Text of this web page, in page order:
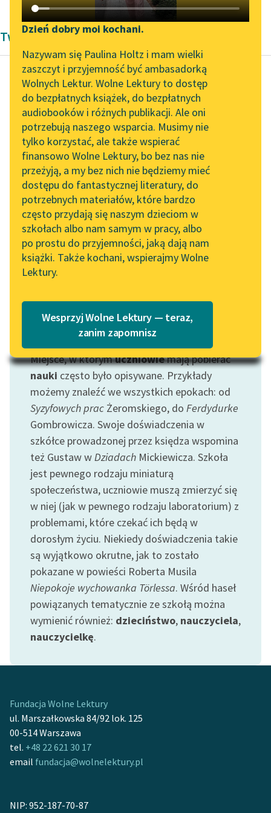
Katalog DAISY
Podkasty o książkach
Zgłoś brak utworu
Aktualności
„Prokurator Alicja Horn”
do słuchania
Byliśmy częścią AI Impact
Lab
Zapraszamy na spotkanie
online z tłumaczkami
literatury skandynawskiej
Spotkanie z Katarzyną
Tunkiel w Oslo
102. lata temu zmarł
Joseph Conrad
Lektury szkolne i klasyka
literatury do słuchania dla
uczennic i uczniów z
niepełnosprawnościami
E-kolekcja lektur
szkolnych i literatury do
słuchania dla uczennic i
uczniów z
niepełnosprawnościami
Feministyczne inspiracje.
Popularyzacja
skandynawskiej literatury
feministycznej
Ręce pełne poezji
Kolekcje edukacyjne
twórców przechodzących
do domeny publicznej,
lektur szkolnych oraz
Starego Testamentu
Narzędzia
Mapa Wolnych Lektur
Leśmianator
Przewodnik dla piszących i
czytających
API
OAI-PMH
Widget Wolnych Lektur
Przypisy
Katalog w formacie PDF
O nas
Kontakt
Dzień dobry moi kochani.
Nazywam się Paulina Holtz i mam wielki
zaszczyt i przyjemność być ambasadorką
Wolnych Lektur. Wolne Lektury to dostęp
do bezpłatnych książek, do bezpłatnych
audiobooków i różnych publikacji. Ale oni
potrzebują naszego wsparcia. Musimy nie
tylko korzystać, ale także wspierać
finansowo Wolne Lektury, bo bez nas nie
przeżyją, a my bez nich nie będziemy mieć
dostępu do fantastycznej literatury, do
potrzebnych materiałów, które bardzo
często przydają się naszym dzieciom w
szkołach albo nam samym w pracy, albo
po prostu do przyjemności, jaką dają nam
książki. Także kochani, wspierajmy Wolne
Lektury.
Wesprzyj Wolne Lektury — teraz,
zanim zapomnisz
Twórczość Wincentego Korotyńskiego
Wincenty Korotyński
Figlik mojego
dziadka
„Dawno to było,
lepszymi laty —
Ciołek się rozsiadł na
tronie Piasta,
A w starym Barze...
Czytaj więcej
Motyw: Szkoła
Miejsce, w którymuczniowiemają pobierać
nauki często było opisywane. Przykłady
możemy znaleźć we wszystkich epokach: od
Syzyfowych prac Żeromskiego, do Ferdydurke
Gombrowicza. Swoje doświadczenia w
szkółce prowadzonej przez księdza wspomina
też Gustaw wDziadach Mickiewicza. Szkoła
jest pewnego rodzaju miniaturą
społeczeństwa, uczniowie muszą zmierzyć się
w niej (jak w pewnego rodzaju laboratorium) z
problemami, które czekać ich będą w
dorosłym życiu. Niekiedy doświadczenia takie
są wyjątkowo okrutne, jak to zostało
pokazane w powieści Roberta Musila
Niepokoje wychowanka Törlessa. Wśród haseł
powiązanych tematycznie ze szkołą można
wymienić również: dzieciństwo, nauczyciela,
nauczycielkę.
Fundacja Wolne Lektury
ul. Marszałkowska 84/92 lok. 125
00-514 Warszawa
tel. +48 22 621 30 17
email fundacja@wolnelektury.pl
NIP: 952-187-70-87